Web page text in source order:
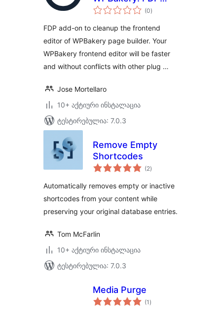
add-on to clean up
frontend editor
(0საერთო
რეიტინგი
)
FDP add-on to cleanup the frontend
editor of WPBakery page builder. Your
WPBakery frontend editor will be faster
and without conflicts with other plug …
Jose Mortellaro
10+ აქტიური ინსტალაცია
ტესტირებულია: 7.0.3
Remove Empty
Shortcodes
(2საერთო
რეიტინგი
)
Automatically removes empty or inactive
shortcodes from your content while
preserving your original database entries.
Tom McFarlin
10+ აქტიური ინსტალაცია
ტესტირებულია: 7.0.3
Media Purge
(1 საერთო
რეიტინგი
)